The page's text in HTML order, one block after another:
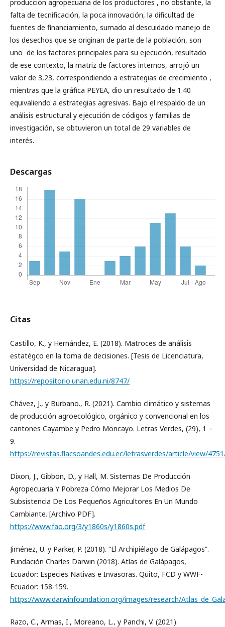
producción agropecuaria de los productores , no obstante, la
falta de tecnificación, la poca innovación, la dificultad de
fuentes de financiamiento, sumado al descuidado manejo de
los desechos que se originan de parte de la población, son
uno de los factores principales para su ejecución, resultado
de ese contexto, la matriz de factores internos, arrojó un
valor de 3,23, correspondiendo a estrategias de crecimiento ,
mientras que la gráfica PEYEA, dio un resultado de 1.40
equivaliendo a estrategias agresivas. Bajo el respaldo de un
análisis estructural y ejecución de códigos y familias de
investigación, se obtuvieron un total de 29 variables de
interés.
Descargas
Citas
Castillo, K., y Hernández, E. (2018). Matroces de análisis
estatégco en la toma de decisiones. [Tesis de Licenciatura,
Universidad de Nicaragua].
https://repositorio.unan.edu.ni/8747/
Chávez, J., y Burbano., R. (2021). Cambio climático y sistemas
de producción agroecológico, orgánico y convencional en los
cantones Cayambe y Pedro Moncayo. Letras Verdes, (29), 1 –
9.
https://revistas.flacsoandes.edu.ec/letrasverdes/article/view/
Dixon, J., Gibbon, D., y Hall, M. Sistemas De Producción
Agropecuaria Y Pobreza Cómo Mejorar Los Medios De
Subsistencia De Los Pequeños Agricultores En Un Mundo
Cambiante. [Archivo PDF].
https://www.fao.org/3/y1860s/y1860s.pdf
Jiménez, U. y Parker, P. (2018). “El Archipiélago de Galápagos”.
Fundación Charles Darwin (2018). Atlas de Galápagos,
Ecuador: Especies Nativas e Invasoras. Quito, FCD y WWF-
Ecuador: 158-159.
https://www.darwinfoundation.org/images/research/
Razo, C., Armas, I., Moreano, L., y Panchi, V. (2021).